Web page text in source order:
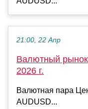
21:00, 22 Апр
Валютный
2026 г.
Валютная пара
AUDUSD...